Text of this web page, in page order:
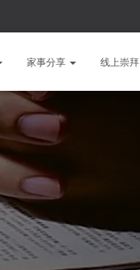
家事分享 线上崇拜